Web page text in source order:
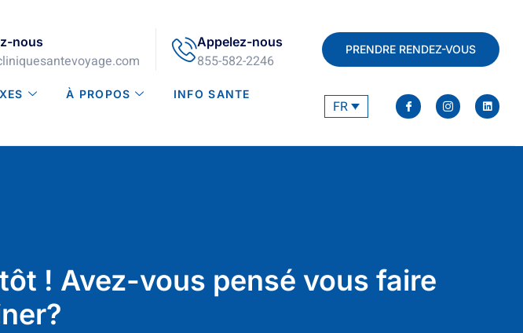
nous Appelez-nous
855-582-2246
PRENDRE RENDEZ-VOUS
À PROPOS
INFO SANTE
FR
! Avez-vous pensé vous faire